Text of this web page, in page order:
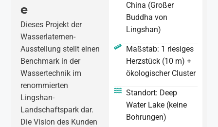
e
Dieses Projekt der
Wasserlaternen-
Ausstellung stellt einen
Benchmark in der
Wassertechnik im
renommierten
Lingshan-
Landschaftspark dar.
Die Vision des Kunden
China (Großer
Buddha von
Lingshan)
Maßstab: 1 riesiges
Herzstück (10 m) +
ökologischer Cluster
Standort: Deep
Water Lake (keine
Bohrungen)